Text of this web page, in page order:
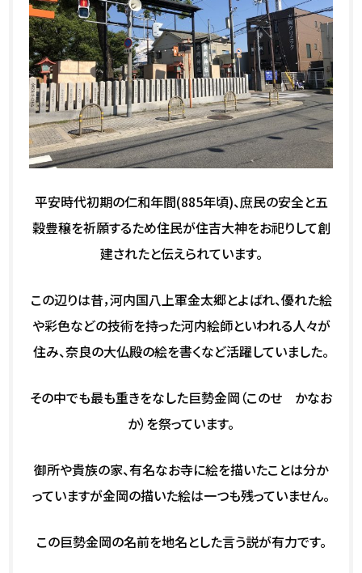
平安時代初期の仁和年間(885年頃)、庶民の安全と五
穀豊穣を祈願するため住民が住吉大神をお祀りして創
建されたと伝えられています。
この辺りは昔，河内国八上軍金太郷とよばれ、優れた絵
や彩色などの技術を持った河内絵師といわれる人々が
住み、奈良の大仏殿の絵を書くなど活躍していました。
その中でも最も重きをなした巨勢金岡（このせ かなお
か）を祭っています。
御所や貴族の家、有名なお寺に絵を描いたことは分か
っていますが金岡の描いた絵は一つも残っていません。
この巨勢金岡の名前を地名とした言う説が有力です。